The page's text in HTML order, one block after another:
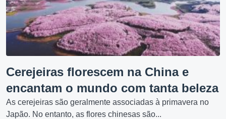
Cerejeiras florescem na China e
encantam o mundo com tanta beleza
As cerejeiras são geralmente associadas à primavera no
Japão. No entanto, as flores chinesas são...